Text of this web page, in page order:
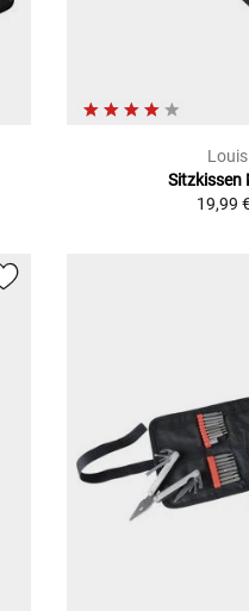
Louis
Sitzkissen
19,99